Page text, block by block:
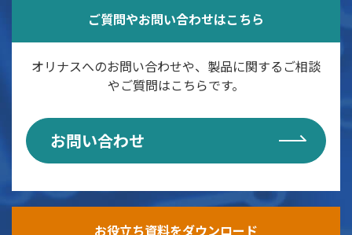
ご質問やお問い合わせはこちら
オリナスへのお問い合わせや、製品に関するご相談
やご質問はこちらです。
お問い合わせ
お役立ち資料をダウンロード